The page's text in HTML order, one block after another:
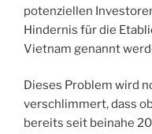
potenziellen
Hindernis für die
Vietnam genannt
Dieses Problem wird
verschlimmert, dass
bereits seit beinahe